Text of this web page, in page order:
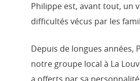
Philippe est, avant tout, un
difficultés vécus par les
Depuis de longues années,
notre groupe local à La